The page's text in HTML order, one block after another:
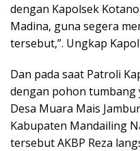
dengan Kapolsek
Madina, guna segera
tersebut,”. Ungkap
Dan pada saat Patroli
dengan pohon tumbang
Desa Muara Mais
Kabupaten Mandailing
tersebut AKBP Reza